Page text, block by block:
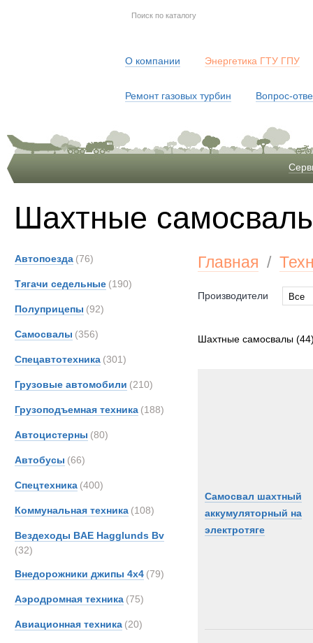
О компании Энергетика ГТУ ГПУ
Ремонт газовых турбин Вопрос-
Шахтные
Автопоезда (76)
Тягачи седельные (190)
Полуприцепы (92)
Самосвалы (356)
Спецавтотехника (301)
Грузовые автомобили (210)
Грузоподъемная техника (188)
Автоцистерны (80)
Автобусы (66)
Спецтехника (400)
Коммунальная техника (108)
Вездеходы BAE Hagglunds Bv
(32)
Внедорожники джипы 4х4 (79)
Аэродромная техника (75)
Авиационная техника (20)
Главная /
Производители
Все
Volvo
Шахтные самосвалы
Самосвал шахтный
аккумуляторный на
электротяге